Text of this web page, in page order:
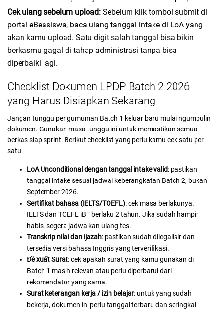
Cek ulang sebelum upload: Sebelum klik tombol submit di
portal eBeasiswa, baca ulang tanggal intake di LoA yang
akan kamu upload. Satu digit salah tanggal bisa bikin
berkasmu gagal di tahap administrasi tanpa bisa
diperbaiki lagi.
Checklist Dokumen LPDP Batch 2 2026
yang Harus Disiapkan Sekarang
Jangan tunggu pengumuman Batch 1 keluar baru mulai ngumpulin
dokumen. Gunakan masa tunggu ini untuk memastikan semua
berkas siap sprint. Berikut checklist yang perlu kamu cek satu per
satu:
LoA Unconditional dengan tanggal intake valid: pastikan
tanggal intake sesuai jadwal keberangkatan Batch 2, bukan
September 2026.
Sertifikat bahasa (IELTS/TOEFL): cek masa berlakunya.
IELTS dan TOEFL iBT berlaku 2 tahun. Jika sudah hampir
habis, segera jadwalkan ulang tes.
Transkrip nilai dan ijazah: pastikan sudah dilegalisir dan
tersedia versi bahasa Inggris yang terverifikasi.
Đề xuất Surat: cek apakah surat yang kamu gunakan di
Batch 1 masih relevan atau perlu diperbarui dari
rekomendator yang sama.
Surat keterangan kerja / izin belajar: untuk yang sudah
bekerja, dokumen ini perlu tanggal terbaru dan seringkali